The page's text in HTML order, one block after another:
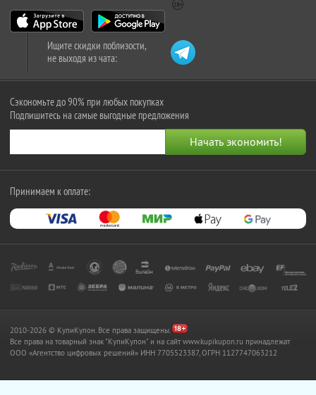
Ищите скидки поблизости,
не выходя из чата:
Сэкономьте до 90% при любых покупках
Подпишитесь на самые выгодные предложения
Принимаем к оплате:
2010-2026 © КупиКупон. Все права защищены.
Все права на товарный знак "КупиКупон" и на сайт www.kupikupon.ru принадлежат
OOO «Агентство цифровых решений» ИНН 7705523387, ОГРН 1127747063212